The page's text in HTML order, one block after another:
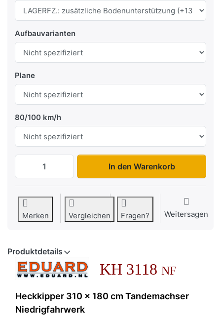
Aufbauvarianten
Plane
80/100 km/h
KH 3118 NF zu 5.489,00 €, Menge 1.
In den Warenkorb
Merken Vergleichen Fragen? Weitersagen
Produktdetails
KH 3118 NF
Heckkipper 310 x 180 cm Tandemachser
Niedrigfahrwerk